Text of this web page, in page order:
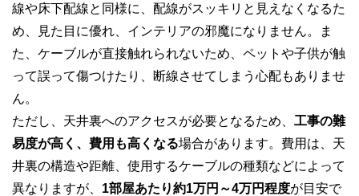
線や床下配線と同様に、配線がスッキリと見えなくなるた
め、見た目に優れ、インテリアの邪魔になりません。ま
た、ケーブルが直接触れられないため、ペットや子供が触
って誤って傷つけたり、断線させてしまう心配もありませ
ん。
ただし、天井裏へのアクセスが必要となるため、 工事の難
易度が高く、費用も高くなる場合があります。費用は、天
井裏の構造や距離、使用するケーブルの種類などによって
異なりますが、 1部屋あたり約1万円～4万円程度が目安で